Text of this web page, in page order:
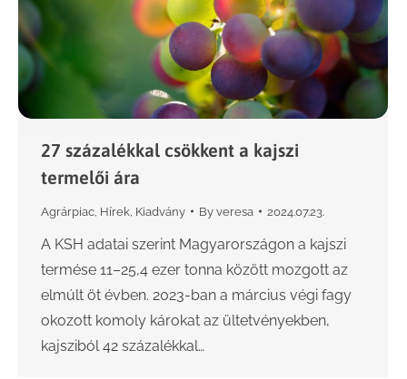
27 százalékkal csökkent a kajszi
termelői ára
Agrárpiac Hírek Kiadvány By veresa 2024.07.23.
A KSH adatai szerint Magyarországon a kajszi
termése 11–25,4 ezer tonna között mozgott az
elmúlt öt évben. 2023-ban a március végi fagy
okozott komoly károkat az ültetvényekben,
kajsziból 42 százalékkal…